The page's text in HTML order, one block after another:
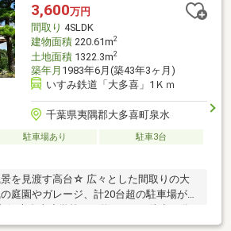
3,600万円
間取り 4SLDK
建物面積220.61m2
土地面積1322.3m2
築年月 1983年6月(築43年3ヶ月)
いすみ鉄道「大多喜」1Ｋｍ
千葉県夷隅郡大多喜町泉水
駐車場あり
駐車3台
を見渡す高台☆ 広々とした間取りの大
庭園やガレージ、計20台超の駐車場があ
・徒歩20分☆ ナフコ大多喜店まで車